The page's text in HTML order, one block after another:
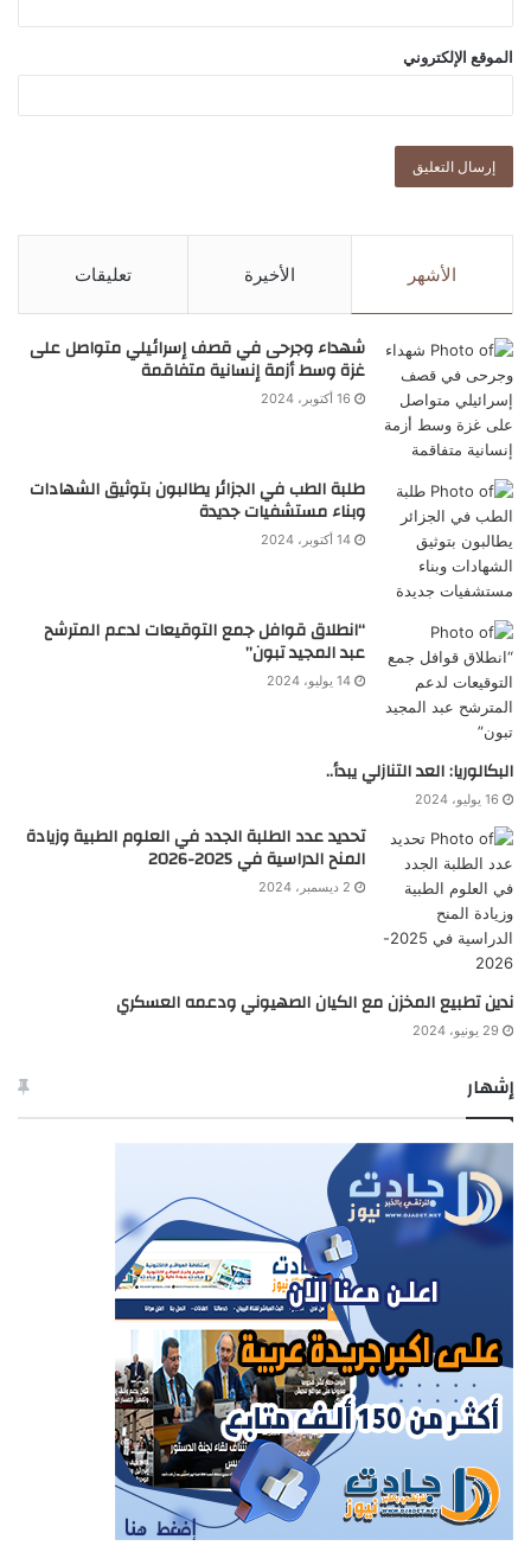
الموقع الإلكتروني
الأشهر الأخيرة تعليقات
شهداء وجرحى في قصف إسرائيلي متواصل على
غزة وسط أزمة إنسانية متفاقمة
16 أكتوبر، 2024
طلبة الطب في الجزائر يطالبون بتوثيق الشهادات
وبناء مستشفيات جديدة
14 أكتوبر، 2024
“انطلاق قوافل جمع التوقيعات لدعم المترشح
عبد المجيد تبون”
14 يوليو، 2024
البكالوريا: العد التنازلي يبدأ..
16 يوليو، 2024
تحديد عدد الطلبة الجدد في العلوم الطبية وزيادة
المنح الدراسية في 2025-2026
2 ديسمبر، 2024
ندين تطبيع المخزن مع الكيان الصهيوني ودعمه العسكري
29 يونيو، 2024
إشهار